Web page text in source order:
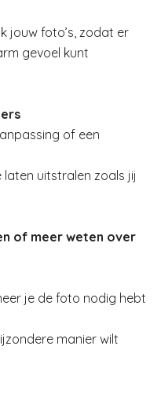
jouw foto’s, zodat er
gevoel kunt
of een
uitstralen zoals jij
of meer weten over
je de foto nodig hebt
manier wilt